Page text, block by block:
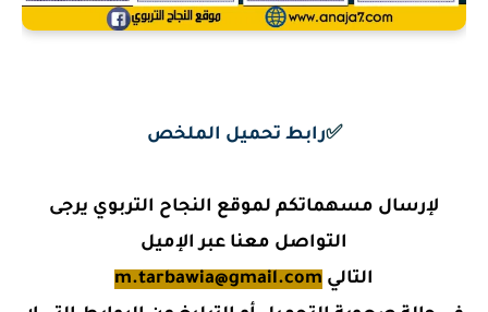
✅رابط تحميل الملخص
لإرسال مسهماتكم لموقع النجاح التربوي يرجى
التواصل معنا عبر الإميل
التالي m.tarbawia@gmail.com